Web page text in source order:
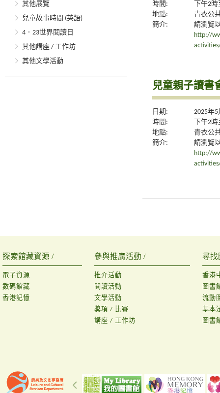
其他展覽
兒童故事時間 (英語)
4．23世界閱讀日
其他講座 / 工作坊
其他文學活動
時間:
下午2
地點:
青衣公
簡介:
請瀏覽
http://
兒童親子讀書
日期:
2025年
時間:
下午2
地點:
青衣公
簡介:
請瀏覽
http://
探索館藏資源 /
電子資源
數碼館藏
香港記憶
參與推廣活動 /
推介活動
閱讀活動
文學活動
獎項 / 比賽
講座 / 工作坊
尋找
香港
圖書
流動
基本
圖書